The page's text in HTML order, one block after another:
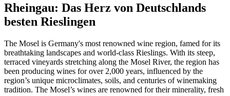
Rheingau: Das Herz von Deutschlands
besten Rieslingen
The Mosel is Germany's most renowned wine region, famed for its
breathtaking landscapes and world-class Rieslings. With its steep,
terraced vineyards stretching along the Mosel River, the region has
been producing wines for over 2,000 years, influenced by the
region’s unique microclimates, soils, and centuries of winemaking
tradition. The Mosel’s wines are renowned for their minerality, fresh